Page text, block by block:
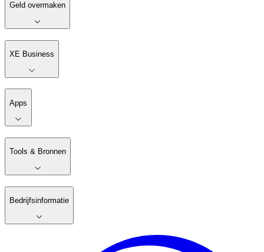
Geld overmaken
XE Business
Apps
Tools & Bronnen
Bedrijfsinformatie